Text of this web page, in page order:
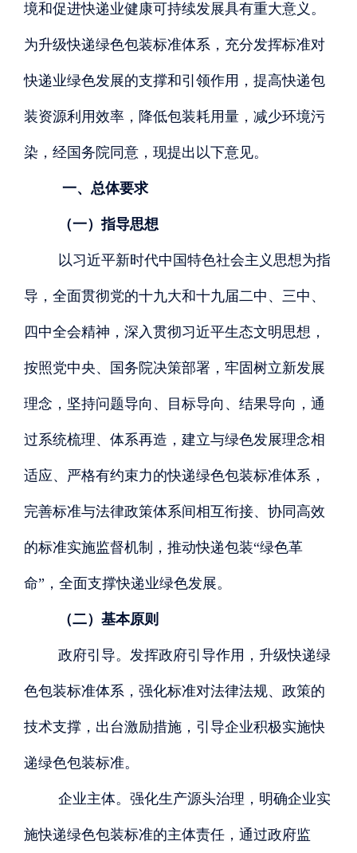
境和促进快递业健康可持续发展具有重大意义。
为升级快递绿色包装标准体系，充分发挥标准对
快递业绿色发展的支撑和引领作用，提高快递包
装资源利用效率，降低包装耗用量，减少环境污
染，经国务院同意，现提出以下意见。
一、总体要求
（一）指导思想
以习近平新时代中国特色社会主义思想为指
导，全面贯彻党的十九大和十九届二中、三中、
四中全会精神，深入贯彻习近平生态文明思想，
按照党中央、国务院决策部署，牢固树立新发展
理念，坚持问题导向、目标导向、结果导向，通
过系统梳理、体系再造，建立与绿色发展理念相
适应、严格有约束力的快递绿色包装标准体系，
完善标准与法律政策体系间相互衔接、协同高效
的标准实施监督机制，推动快递包装“绿色革
命”，全面支撑快递业绿色发展。
（二）基本原则
政府引导。发挥政府引导作用，升级快递绿
色包装标准体系，强化标准对法律法规、政策的
技术支撑，出台激励措施，引导企业积极实施快
递绿色包装标准。
企业主体。强化生产源头治理，明确企业实
施快递绿色包装标准的主体责任，通过政府监